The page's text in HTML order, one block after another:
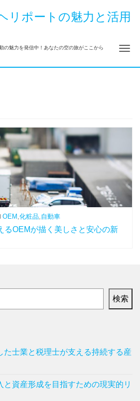
リポートの魅力と活用
の魅力を発信中！あなたの空の旅がここから
ナ
OEM ,化粧品,自動車
るOEMが描く美しさと安心の新
検索
た士業と税理士が支える持続する産
と資産形成を目指すための現実的リ